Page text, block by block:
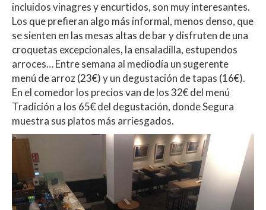
incluidos vinagres y encurtidos, son muy interesantes.
Los que prefieran algo más informal, menos denso, que
se sienten en las mesas altas de bar y disfruten de una
croquetas excepcionales, la ensaladilla, estupendos
arroces… Entre semana al mediodía un sugerente
menú de arroz (23€) y un degustación de tapas (16€).
En el comedor los precios van de los 32€ del menú
Tradición a los 65€ del degustación, donde Segura
muestra sus platos más arriesgados.